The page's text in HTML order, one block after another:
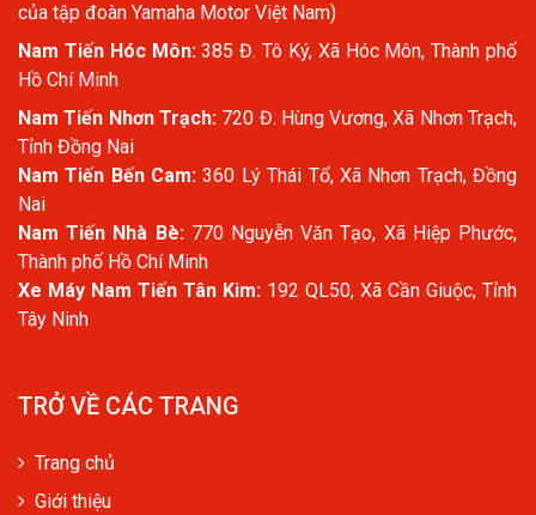
của tập đoàn Yamaha Motor Việt Nam)
Nam Tiến Hóc Môn:385 Đ. Tô Ký, Xã Hóc Môn, Thành phố
Hồ Chí Minh
Nam Tiến Nhơn Trạch:720 Đ. Hùng Vương, Xã Nhơn Trạch,
Tỉnh Đồng Nai
Nam Tiến Bến Cam: 360 Lý Thái Tổ, Xã Nhơn Trạch, Đồng
Nai
Nam Tiến Nhà Bè: 770 Nguyễn Văn Tạo, Xã Hiệp Phước,
Thành phố Hồ Chí Minh
Xe Máy Nam Tiến Tân Kim: 192 QL50, Xã Cần Giuộc, Tỉnh
Tây Ninh
TRỞ VỀ CÁC TRANG
Trang chủ
Giới thiệu